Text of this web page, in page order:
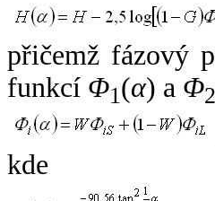
přičemž fázový
funkcí Φ1(α) a Φ2
kde